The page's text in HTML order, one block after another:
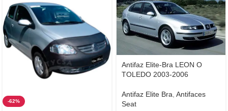
-62%
Antifaz Elite-Bra LEON O
TOLEDO 2003-2006
Antifaz Elite Bra Antifaces
Seat